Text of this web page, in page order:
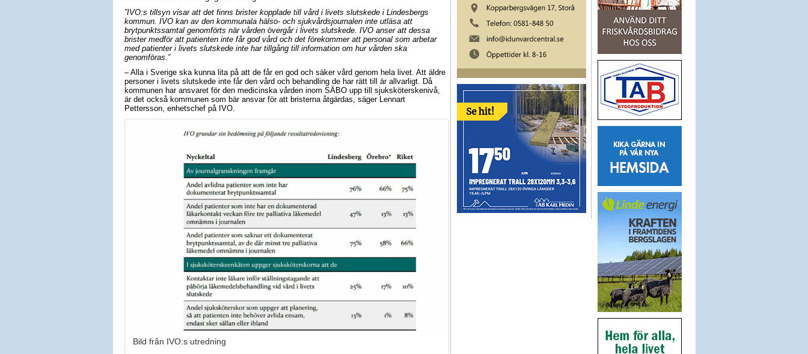
”IVO:s tillsyn visar att det finns brister kopplade till vård i livets slutskede i Lindesbergs
kommun. IVO kan av den kommunala hälso- och sjukvårdsjournalen inte utläsa att
brytpunktssamtal genomförts när vården övergår i livets slutskede. IVO anser att dessa
brister medför att patienten inte får god vård och det förekommer att personal som arbetar
med patienter i livets slutskede inte har tillgång till information om hur vården ska
genomföras.”
– Alla i Sverige ska kunna lita på att de får en god och säker vård genom hela livet. Att äldre
personer i livets slutskede inte får den vård och behandling de har rätt till är allvarligt. Då
kommunen har ansvaret för den medicinska vården inom SÄBO upp till sjuksköterskenivå,
är det också kommunen som bär ansvar för att bristerna åtgärdas, säger Lennart
Pettersson, enhetschef på IVO.
Bild från IVO:s utredning